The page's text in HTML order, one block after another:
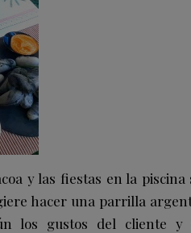
y las fiestas en la piscina
hacer una parrilla
los gustos del cliente y